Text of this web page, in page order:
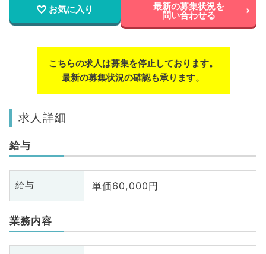
お気に入り 最新の募集状況を
問い合わせる
こちらの求人は募集を停止しております。
最新の募集状況の確認も承ります。
求人詳細
給与
給与 単価60,000円
業務内容